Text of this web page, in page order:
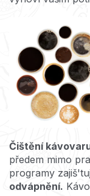
Čištění
předem mimo
programy
odvápnění.